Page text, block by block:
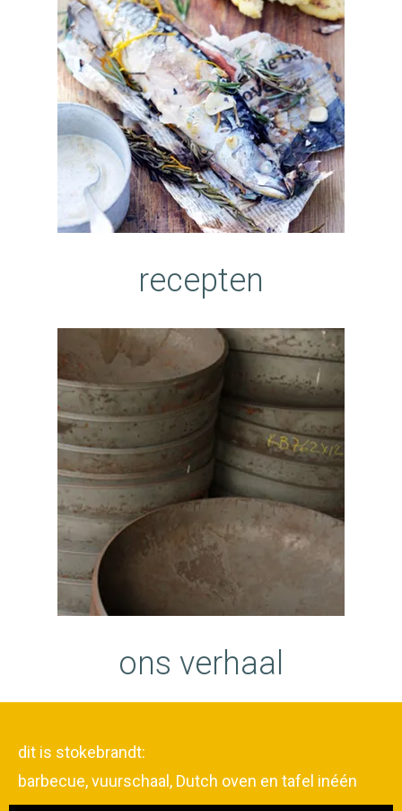
recepten
ons verhaal
dit is stokebrandt:
barbecue, vuurschaal, Dutch oven en tafel inéén